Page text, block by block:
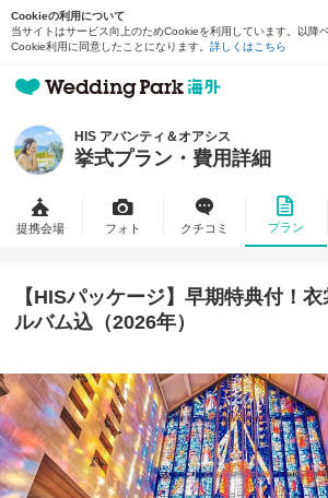
Cookieの利用について
当サイトはサービス向上のためCookieを利用しています。以降
Cookie利用に同意したことになります。 詳しくはこちら
HIS アバンティ＆オアシス
挙式プラン・費用詳細
提携会場 フォト クチコミ プラン
【HISパッケージ】早期特典付！
ルバム込（2026年）